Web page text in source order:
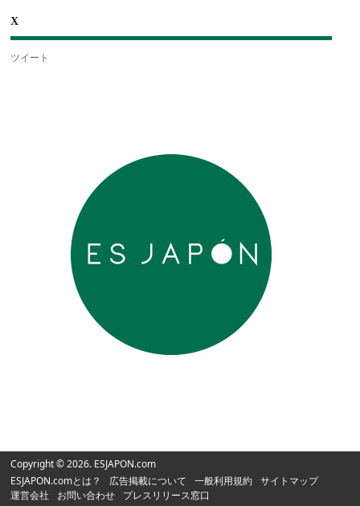
X
ツイート
Copyright © 2026. ESJAPON.com
ESJAPON.comとは？
広告掲載について 一般利用規約
サイトマップ
運営会社
お問い合わせ プレスリリース窓口